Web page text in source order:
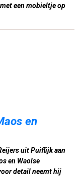
een mobieltje op
en
uit Puiflijk aan
en Waolse
detail neemt hij